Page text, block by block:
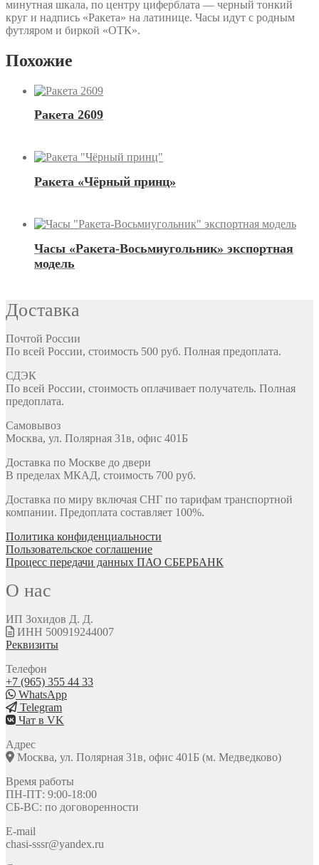
минутная шкала, по центру циферблата — черный тонкий
круг и надпись «Ракета» на латинице. Часы идут с родным
футляром и биркой «ОТК».
Похожие
Ракета 2609
Ракета «Чёрный принц»
Часы «Ракета-Восьмиугольник» экспортная
модель
Доставка
Почтой России
По всей России, стоимость 500 руб. Полная предоплата.
СДЭК
По всей России, стоимость оплачивает получатель. Полная
предоплата.
Самовывоз
Москва, ул. Полярная 31в, офис 401Б
Доставка по Москве до двери
В пределах МКАД, стоимость 700 руб.
Доставка по миру включая СНГ по тарифам транспортной
компании. Предоплата составляет 100%.
Политика конфиденциальности
Пользовательское соглашение
Процесс передачи данных ПАО СБЕРБАНК
О нас
ИП Зохидов Д. Д.
ИНН 500919244007
Реквизиты
Телефон
+7 (965) 355 44 33
WhatsApp
Telegram
Чат в VK
Адрес
Москва, ул. Полярная 31в, офис 401Б (м. Медведково)
Время работы
ПН-ПТ: 9:00-18:00
СБ-ВС: по договоренности
E-mail
chasi-sssr@yandex.ru